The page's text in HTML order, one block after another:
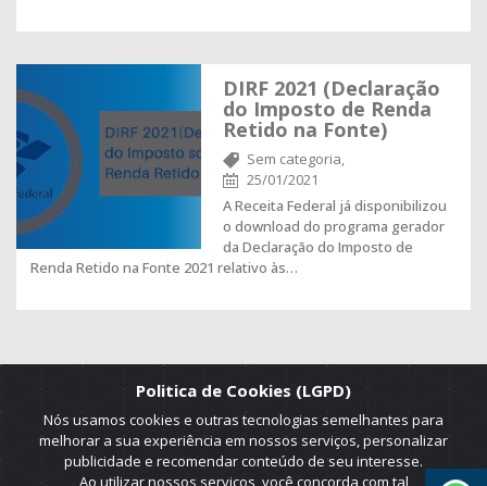
DIRF 2021 (Declaração
do Imposto de Renda
Retido na Fonte)
Sem categoria,
25/01/2021
A Receita Federal já disponibilizou
o download do programa gerador
da Declaração do Imposto de
Renda Retido na Fonte 2021 relativo às…
Politica de Cookies (LGPD)
Nós usamos cookies e outras tecnologias semelhantes para
melhorar a sua experiência em nossos serviços, personalizar
publicidade e recomendar conteúdo de seu interesse.
Ao utilizar nossos serviços, você concorda com tal